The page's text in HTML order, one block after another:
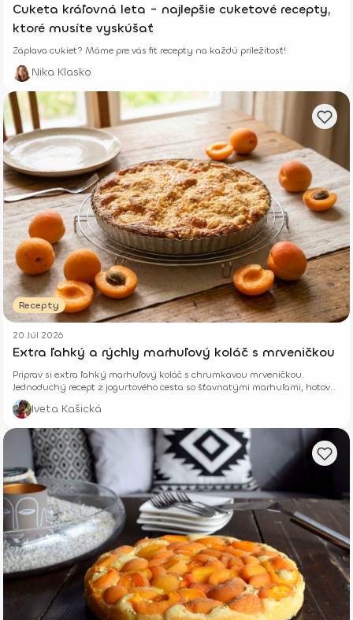
Cuketa kráľovná leta - najlepšie cuketové recepty,
ktoré musíte vyskúšať
Záplava cukiet? Máme pre vás fit recepty na každú príležitosť!
Nika Klasko
Recepty
20 Júl 2026
Extra ľahký a rýchly marhuľový koláč s mrveničkou
Priprav si extra ľahký marhuľový koláč s chrumkavou mrveničkou.
Jednoduchý recept z jogurtového cesta so šťavnatými marhuľami, hotový
z pár surovín.
Iveta Kašická